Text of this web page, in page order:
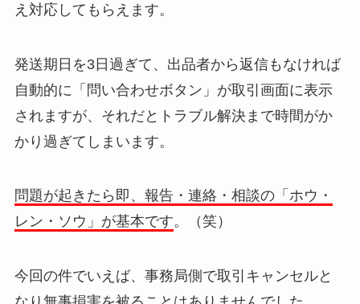
え対応してもらえます。
発送期日を3日過ぎて、出品者から返信もなければ
自動的に「問い合わせボタン」が取引画面に表示
されますが、それだとトラブル解決まで時間がか
かり過ぎてしまいます。
問題が起きたら即、報告・連絡・相談の「ホウ・
レン・ソウ」が基本です。（笑）
今回の件でいえば、事務局側で取引キャンセルと